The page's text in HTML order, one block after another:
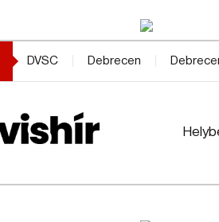
DVSC Debrecen